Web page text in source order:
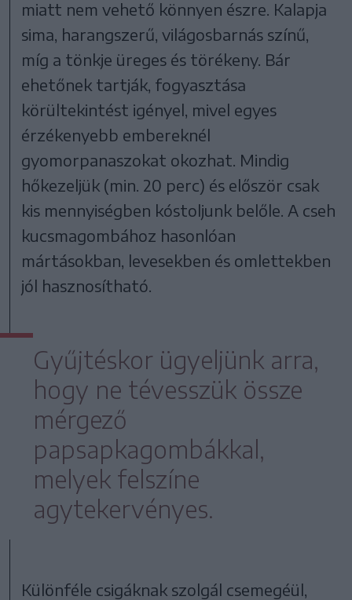
miatt nem vehető könnyen észre. Kalapja
sima, harangszerű, világosbarnás színű,
míg a tönkje üreges és törékeny. Bár
ehetőnek tartják, fogyasztása
körültekintést igényel, mivel egyes
érzékenyebb embereknél
gyomorpanaszokat okozhat. Mindig
hőkezeljük (min. 20 perc) és először csak
kis mennyiségben kóstoljunk belőle. A cseh
kucsmagombához hasonlóan
mártásokban, levesekben és omlettekben
jól hasznosítható.
Gyűjtéskor ügyeljünk arra,
hogy ne tévesszük össze
mérgező
papsapkagombákkal,
melyek felszíne
agytekervényes.
Különféle csigáknak szolgál csemegéül,